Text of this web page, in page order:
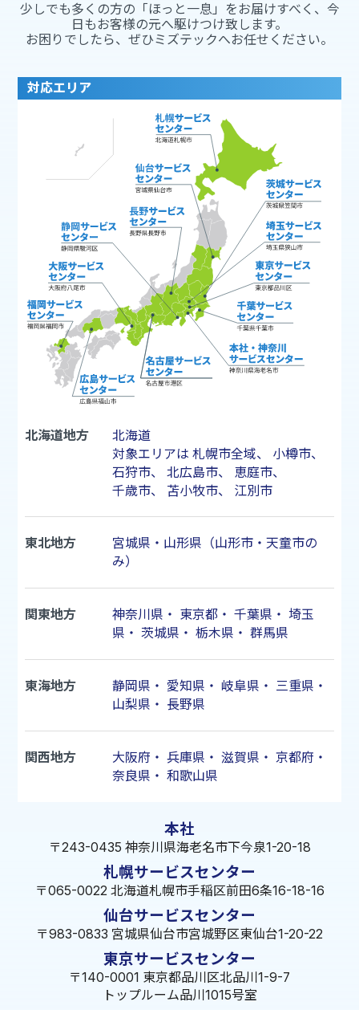
少しでも多くの方の「ほっと一息」をお届けすべく、今
日もお客様の元へ駆けつけ致します。
お困りでしたら、ぜひミズテックへお任せください。
対応エリア
北海道地方
北海道
対象エリアは 札幌市全域、 小樽市、
石狩市、 北広島市、 恵庭市、
千歳市、 苫小牧市、 江別市
東北地方
宮城県・山形県（山形市・天童市の
み）
関東地方 神奈川県 ・ 東京都・ 千葉県 ・ 埼玉
県 ・ 茨城県 ・ 栃木県 ・ 群馬県
東海地方 静岡県 ・ 愛知県 ・ 岐阜県 ・ 三重県 ・
山梨県 ・ 長野県
関西地方 大阪府 ・ 兵庫県 ・ 滋賀県 ・ 京都府 ・
奈良県 ・ 和歌山県
本社
〒243-0435 神奈川県海老名市下今泉1-20-18
札幌サービスセンター
〒065-0022 北海道札幌市手稲区前田6条16-18-16
仙台サービスセンター
〒983-0833 宮城県仙台市宮城野区東仙台1-20-22
東京サービスセンター
〒140-0001 東京都品川区北品川1-9-7
トップルーム品川1015号室